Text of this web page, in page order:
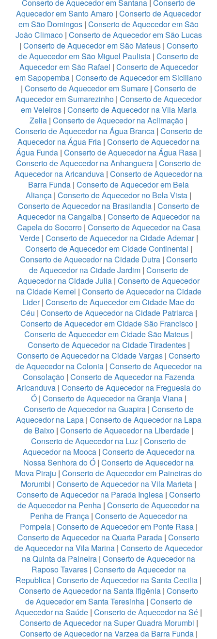
Conserto de Aquecedor em Santana | Conserto de
Aquecedor em Santo Amaro | Conserto de Aquecedor
em São Domingos | Conserto de Aquecedor em São
João Climaco| Conserto de Aquecedor em São Lucas
| Conserto de Aquecedor em São Mateus | Conserto
de Aquecedor em São Miguel Paulista | Conserto de
Aquecedor em São Rafael | Conserto de Aquecedor
em Sapopemba | Conserto de Aquecedor em Siciliano
| Conserto de Aquecedor em Sumare | Conserto de
Aquecedor em Sumarezinho | Conserto de Aquecedor
em Veleiros| Conserto de Aquecedor na Vila Maria
Zelia | Conserto de Aquecedor na Aclimação |
Conserto de Aquecedor na Água Branca| Conserto de
Aquecedor na Água Fria | Conserto de Aquecedor na
Água Funda | Conserto de Aquecedor na Água Rasa |
Conserto de Aquecedor na Anhanguera | Conserto de
Aquecedor na Aricanduva | Conserto de Aquecedor na
Barra Funda | Conserto de Aquecedor em Bela
Aliança | Conserto de Aquecedor no Bela Vista |
Conserto de Aquecedor na Brasilandia| Conserto de
Aquecedor na Cangaiba| Conserto de Aquecedor na
Capela do Socorro | Conserto de Aquecedor na Casa
Verde| Conserto de Aquecedor na Cidade Ademar|
Conserto de Aquecedor em Cidade Continental |
Conserto de Aquecedor na Cidade Dutra | Conserto
de Aquecedor na Cidade Jardim| Conserto de
Aquecedor na Cidade Julia | Conserto de Aquecedor
na Cidade Kemel | Conserto de Aquecedor na Cidade
Lider| Conserto de Aquecedor em Cidade Mae do
Céu | Conserto de Aquecedor na Cidade Patriarca|
Conserto de Aquecedor em Cidade São Francisco |
Conserto de Aquecedor em Cidade São Mateus |
Conserto de Aquecedor na Cidade Tiradentes|
Conserto de Aquecedor na Cidade Vargas | Conserto
de Aquecedor na Colonia| Conserto de Aquecedor na
Consolação | Conserto de Aquecedor na Fazenda
Aricanduva| Conserto de Aquecedor na Freguesia do
Ó| Conserto de Aquecedor na Granja Viana|
Conserto de Aquecedor na Guapira| Conserto de
Aquecedor na Lapa| Conserto de Aquecedor na Lapa
de Baixo | Conserto de Aquecedor na Liberdade |
Conserto de Aquecedor na Luz | Conserto de
Aquecedor na Mooca| Conserto de Aquecedor na
Nossa Senhora do Ó | Conserto de Aquecedor na
Mova Piraju | Conserto de Aquecedor em Paineiras do
Morumbi | Conserto de Aquecedor na Vila Marieta |
Conserto de Aquecedor na Parada Inglesa | Conserto
de Aquecedor na Penha | Conserto de Aquecedor na
Penha de França | Conserto de Aquecedor na
Pompeia| Conserto de Aquecedor em Ponte Rasa|
Conserto de Aquecedor na Quarta Parada | Conserto
de Aquecedor na Vila Marina | Conserto de Aquecedor
na Quinta da Paineira | Conserto de Aquecedor na
Raposo Tavares| Conserto de Aquecedor na
Republica | Conserto de Aquecedor na Santa Cecilia |
Conserto de Aquecedor na Santa Ifigênia | Conserto
de Aquecedor em Santa Teresinha| Conserto de
Aquecedor na Saúde | Conserto de Aquecedor na Sé |
Conserto de Aquecedor na Super Quadra Morumbi |
Conserto de Aquecedor na Varzea da Barra Funda|